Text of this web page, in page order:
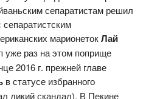
сепаратистам решил
марионетокЛай
уже раз на этом поприще
2016 г. прежней главе
в статусе избранного
дикий скандал). В Пекине